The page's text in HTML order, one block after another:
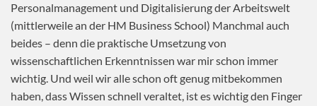
Personalmanagement und Digitalisierung der Arbeitswelt
(mittlerweile an der HM Business School) Manchmal auch
beides – denn die praktische Umsetzung von
wissenschaftlichen Erkenntnissen war mir schon immer
wichtig. Und weil wir alle schon oft genug mitbekommen
haben, dass Wissen schnell veraltet, ist es wichtig den Finger